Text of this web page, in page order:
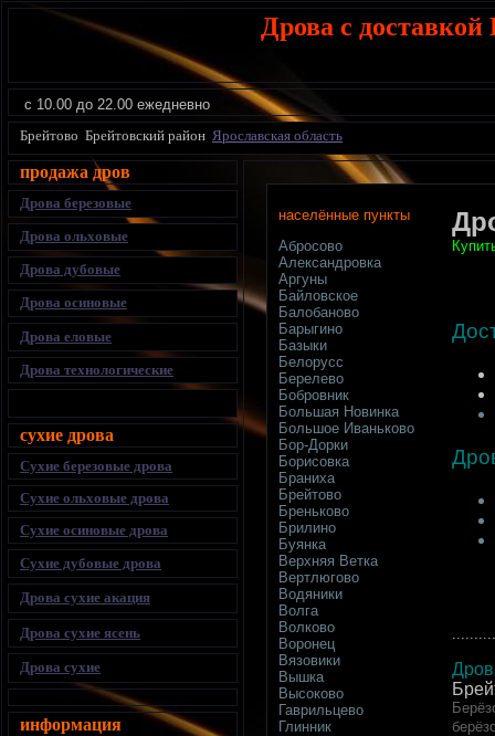
Дрова с
с 10.00 до 22.00 ежедневно
Брейтово Брейтовский район Ярославская область
продажа дров
населённые пункты
Абросово
Александровка
Аргуны
Байловское
Балобаново
Барыгино
Базыки
Белорусс
Берелево
Бобровник
Большая Новинка
Большое Иваньково
Бор-Дорки
Борисовка
Браниха
Брейтово
Бреньково
Брилино
Буянка
Верхняя Ветка
Вертлюгово
Водяники
Волга
Волково
Воронец
Вязовики
Вышка
Высоково
Гаврильцево
Глинник
Дрова березовые
Дрова ольховые
Дрова дубовые
Дрова осиновые
Дрова еловые
Дрова технологические
сухие дрова
Сухие березовые дрова
Сухие ольховые дрова
Сухие осиновые дрова
Сухие дубовые дрова
Дрова сухие акация
Дрова сухие ясень
Дрова сухие
информация